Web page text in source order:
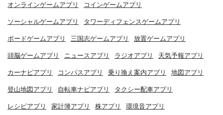
オンラインゲームアプリ コインゲームアプリ
ソーシャルゲームアプリ タワーディフェンスゲームアプリ
ボードゲームアプリ 三国志ゲームアプリ 放置ゲームアプリ
頭脳ゲームアプリ ニュースアプリ ラジオアプリ 天気予報アプリ
カーナビアプリ コンパスアプリ 乗り換え案内アプリ 地図アプリ
登山地図アプリ 自転車ナビアプリ タクシー配車アプリ
レシピアプリ 家計簿アプリ 株アプリ 環境音アプリ